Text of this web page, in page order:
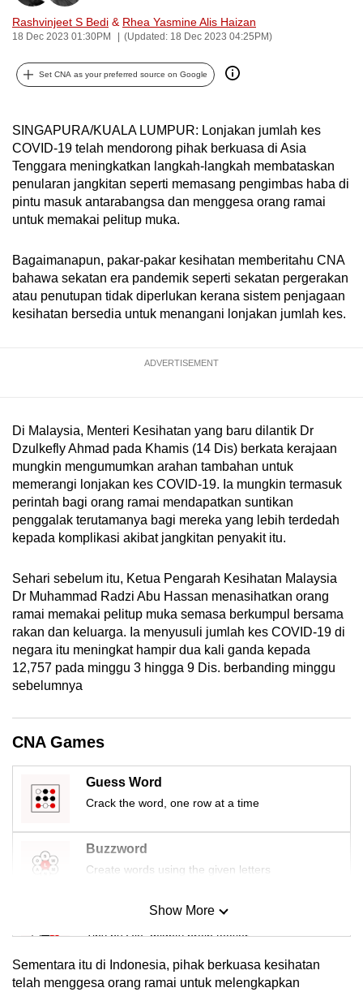
Rashvinjeet S Bedi & Rhea Yasmine Alis Haizan
18 Dec 2023 01:30PM (Updated: 18 Dec 2023 04:25PM)
Set CNA as your preferred source on Google
SINGAPURA/KUALA LUMPUR: Lonjakan jumlah kes
COVID-19 telah mendorong pihak berkuasa di Asia
Tenggara meningkatkan langkah-langkah membataskan
penularan jangkitan seperti memasang pengimbas haba di
pintu masuk antarabangsa dan menggesa orang ramai
untuk memakai pelitup muka.
Bagaimanapun, pakar-pakar kesihatan memberitahu CNA
bahawa sekatan era pandemik seperti sekatan pergerakan
atau penutupan tidak diperlukan kerana sistem penjagaan
kesihatan bersedia untuk menangani lonjakan jumlah kes.
ADVERTISEMENT
Di Malaysia, Menteri Kesihatan yang baru dilantik Dr
Dzulkefly Ahmad pada Khamis (14 Dis) berkata kerajaan
mungkin mengumumkan arahan tambahan untuk
memerangi lonjakan kes COVID-19. Ia mungkin termasuk
perintah bagi orang ramai mendapatkan suntikan
penggalak terutamanya bagi mereka yang lebih terdedah
kepada komplikasi akibat jangkitan penyakit itu.
Sehari sebelum itu, Ketua Pengarah Kesihatan Malaysia
Dr Muhammad Radzi Abu Hassan menasihatkan orang
ramai memakai pelitup muka semasa berkumpul bersama
rakan dan keluarga. Ia menyusuli jumlah kes COVID-19 di
negara itu meningkat hampir dua kali ganda kepada
12,757 pada minggu 3 hingga 9 Dis. berbanding minggu
sebelumnya
CNA Games
Guess Word
Crack the word, one row at a time
Buzzword
Create words using the given letters
Mini Sudoku
Tiny puzzle, mighty brain teaser
Mini Crossword
Show More
Sementara itu di Indonesia, pihak berkuasa kesihatan
telah menggesa orang ramai untuk melengkapkan
can
possibly
upgrade
to
a
supported
browser
for
the
finest
experience,
Upgraded
but
still
having
issues?
Contact